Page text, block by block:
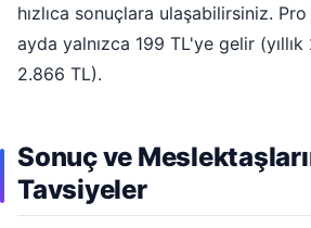
hızlıca sonuçlara ulaşabilirsiniz. Pro
ayda yalnızca 199 TL'ye gelir
2.866 TL).
Sonuç ve
Tavsiyeler